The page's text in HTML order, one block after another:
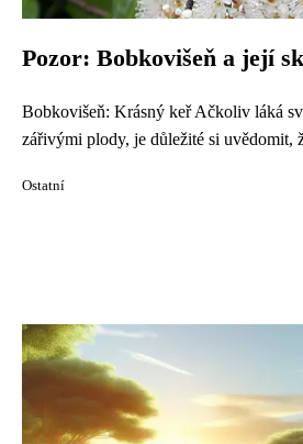
Pozor: Bobkovišeň a její
Bobkovišeň: Krásný keř Ačkoliv láká
zářivými plody, je důležité si uvědomit,
Ostatní